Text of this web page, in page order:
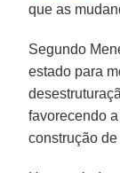
que as
Segundo
estado para
favorecendo
construção